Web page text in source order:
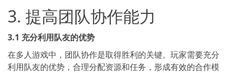
3. 提高团队协作能力
3.1 充分利用队友的优势
在多人游戏中，团队协作是取得胜利的关键。玩家需要充分
利用队友的优势，合理分配资源和任务，形成有效的合作模